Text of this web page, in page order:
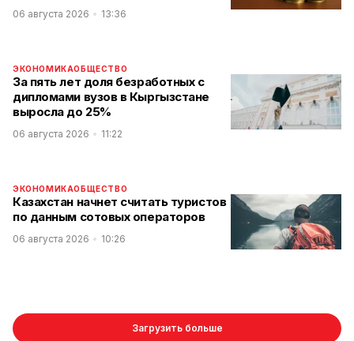
06 августа 2026 13:36
ЭКОНОМИКАОБЩЕСТВО
За пять лет доля безработных с
дипломами вузов в Кыргызстане
выросла до 25%
06 августа 2026 11:22
ЭКОНОМИКАОБЩЕСТВО
Казахстан начнет считать туристов
по данным сотовых операторов
06 августа 2026 10:26
Загрузить больше